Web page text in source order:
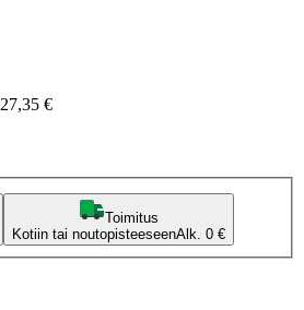
27,35 €
Toimitus
Kotiin tai noutopisteeseenAlk. 0 €